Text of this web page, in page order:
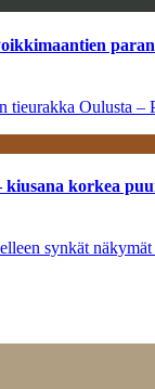
Oulusta –
kiusana korkea
synkät